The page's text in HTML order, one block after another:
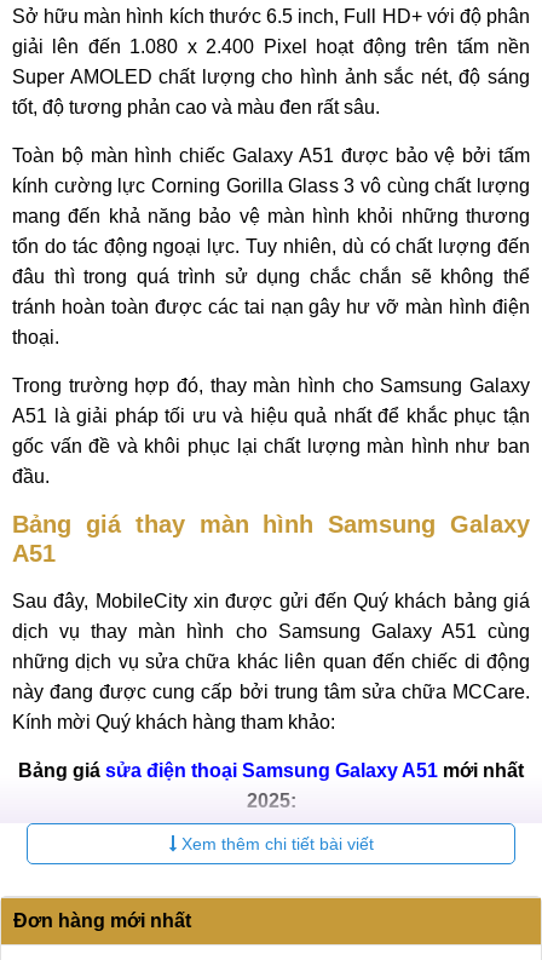
Sở hữu màn hình kích thước 6.5 inch, Full HD+ với độ phân
giải lên đến 1.080 x 2.400 Pixel hoạt động trên tấm nền
Super AMOLED chất lượng cho hình ảnh sắc nét, độ sáng
tốt, độ tương phản cao và màu đen rất sâu.
Toàn bộ màn hình chiếc Galaxy A51 được bảo vệ bởi tấm
kính cường lực Corning Gorilla Glass 3 vô cùng chất lượng
mang đến khả năng bảo vệ màn hình khỏi những thương
tổn do tác động ngoại lực. Tuy nhiên, dù có chất lượng đến
đâu thì trong quá trình sử dụng chắc chắn sẽ không thể
tránh hoàn toàn được các tai nạn gây hư vỡ màn hình điện
thoại.
Trong trường hợp đó, thay màn hình cho Samsung Galaxy
A51 là giải pháp tối ưu và hiệu quả nhất để khắc phục tận
gốc vấn đề và khôi phục lại chất lượng màn hình như ban
đầu.
Bảng giá thay màn hình Samsung Galaxy
A51
Sau đây, MobileCity xin được gửi đến Quý khách bảng giá
dịch vụ thay màn hình cho Samsung Galaxy A51 cùng
những dịch vụ sửa chữa khác liên quan đến chiếc di động
này đang được cung cấp bởi trung tâm sửa chữa MCCare.
Kính mời Quý khách hàng tham khảo:
Bảng giá sửa điện thoại Samsung Galaxy A51 mới nhất
2025:
STT Dịch vụ Báo giá
Bảo
Thay màn hình Samsung
Galaxy A51
₫
tháng
Xem thêm chi tiết bài viết
Đơn hàng mới nhất